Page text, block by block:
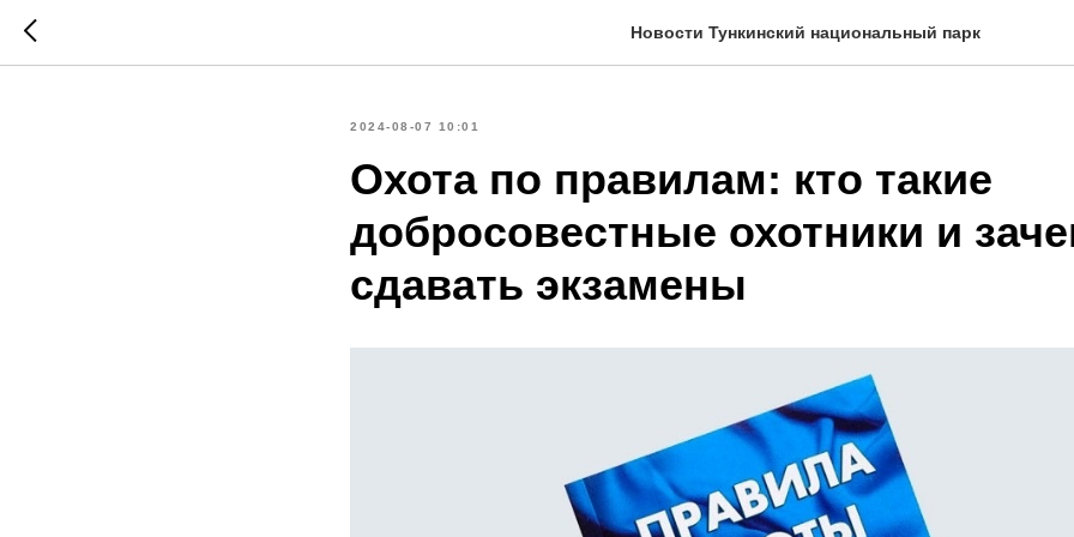
Новости Тункинский национальный парк
2024-08-07 10:01
Охота по правилам: кто такие
добросовестные охотники и
сдавать экзамены